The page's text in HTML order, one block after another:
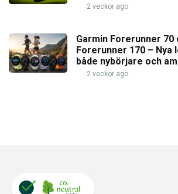
2 veckor ago
Garmin Forerunner 70
Forerunner 170 –
både nybörjare och
2 veckor ago